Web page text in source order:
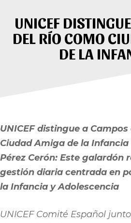
UNICEF
DEL RÍO COMO
DE LA
UNICEF distingue a
Ciudad Amiga de la Infancia
Pérez Cerón: Este galardón
gestión diaria centrada en
la Infancia y Adolescencia
UNICEF Comité Español